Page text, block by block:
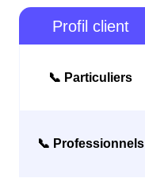
Profil client
📞 Particuliers
📞 Professionnels